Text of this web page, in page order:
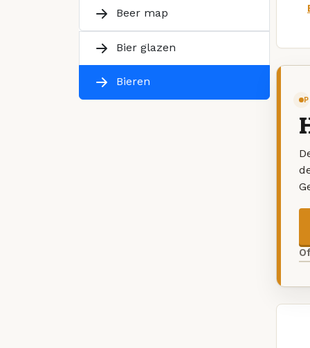
Beer map
Bier glazen
Bieren